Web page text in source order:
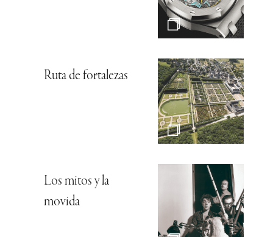
Ruta de fortalezas
Los mitos y la
movida